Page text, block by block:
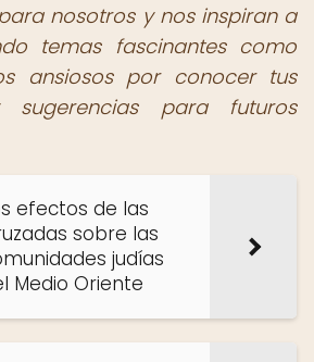
nosotros y nos inspiran a
temas fascinantes como
ansiosos por conocer tus
sugerencias para futuros
efectos de las
sobre las
judías
Medio Oriente